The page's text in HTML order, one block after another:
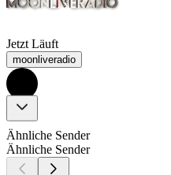
Jetzt Läuft
moonliveradio
Ähnliche Sender
Ähnliche Sender